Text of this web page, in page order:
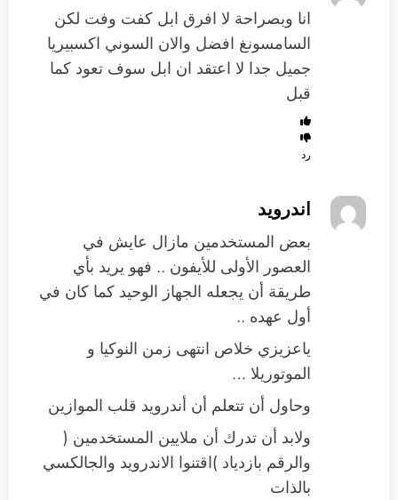
انا وبصراحة لا افرق ابل كفت وفت لكن
السامسونغ افضل والان السوني اكسبيريا
جميل جدا لا اعتقد ان ابل سوف تعود كما
قبل
رد
اندرويد
بعض المستخدمين مازال عايش في
العصور الأولى للأيفون .. فهو يريد بأي
طريقة أن يجعله الجهاز الوحيد كما كان في
أول عهده ..
ياعزيزي خلاص انتهى زمن النوكيا و
الموتوريلا …
وحاول أن تتعلم أن أندرويد قلب الموازين
ولابد أن تدرك أن ملايين المستخدمين (
والرقم بازدياد )اقتنوا الاندرويد والجالكسي
بالذات